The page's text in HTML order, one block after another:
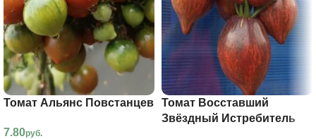
Томат Альянс Повстанцев
7.80руб.
Томат Восставший
Звёздный Истребитель